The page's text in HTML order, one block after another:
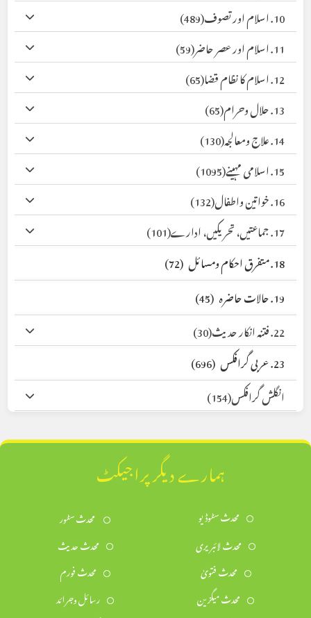
10. اسلام اور تصوف
(489)
11. اسلام اور عصر حاضر
(59)
12. اسلام کا نظام قضا
(65)
13. حلال وحرام
(65)
14. علاج ومعالجہ
(130)
15. اسلامی مہینے
(1095)
16. خواتین واطفال
(132)
17. جماعتیں، تحریکیں، ادارے
(101)
18. متفرق احکام ومسائل
(72)
19. حالات حاضرہ
(45)
22. فتنہ انکار حدیث
(30)
23. عربی گرافکس
(696)
انگلش گرافکس(154)
ہمارے دیگر پراجیکٹ
محدث سٹوڈیو
محدث سٹور
محدث لائبریری
محدث حدیث
محدث فتویٰ
محدث فورم
محدث میگزین
رسائل وجرائد